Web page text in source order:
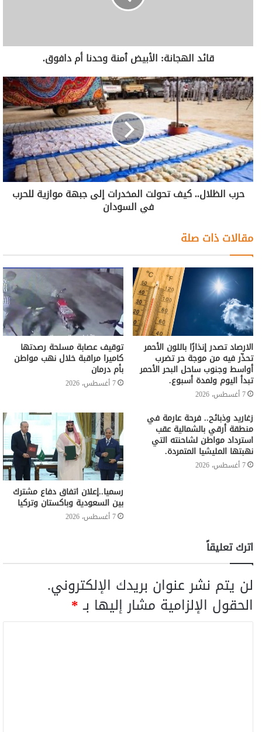
قائد الهجانة: الأبيض ٱمنة وحدنا أم دافوق.
حرب الظلال.. كيف تحولت المخدرات إلى جبهة موازية للحرب
في السودان
مقالات ذات صلة
الارصاد تصدر إنذارًا باللون الأحمر
تحذّر فيه من موجة حر تضرب
أواسط وجنوب ساحل البحر الأحمر
تبدأ اليوم ولمدة أسبوع.
7 أغسطس، 2026
توقيف عصابة مسلحة رصدتها
كاميرا مراقبة خلال نهب مواطن
بأم درمان
7 أغسطس، 2026
زغاريد وذبائح.. فرحة عارمة في
منطقة أرقي بالشمالية عقب
استرداد مواطن لشاحنته التي
نهبتها المليشيا المتمردة.
7 أغسطس، 2026
رسميا..إعلان اتفاق دفاع مشترك
بين السعودية وباكستان وتركيا
7 أغسطس، 2026
اترك تعليقاً
لن يتم نشر عنوان بريدك الإلكتروني.
الحقول الإلزامية مشار إليها بـ*